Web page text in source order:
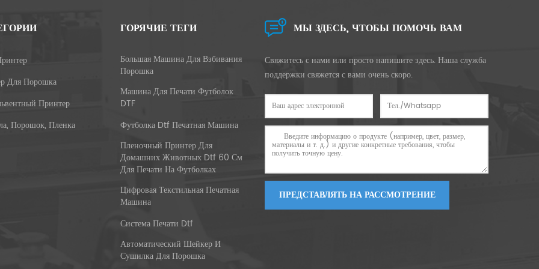
Для Порошка
Принтер
Порошок, Пленка
ГОРЯЧИЕ ТЕГИ
Большая Машина Для Взбивания
Порошка
Машина Для Печати Футболок
DTF
Футболка Dtf Печатная Машина
Пленочный Принтер Для
Домашних Животных Dtf 60 См
Для Печати На Футболках
Цифровая Текстильная Печатная
Машина
Система Печати Dtf
Автоматический Шейкер И
Сушилка Для Порошка
МЫ ЗДЕСЬ, ЧТОБЫ ПОМОЧЬ ВАМ
Свяжитесь с нами или просто напишите здесь. Наша служба
поддержки свяжется с вами очень скоро.
ПРЕДСТАВЛЯТЬ НА РАССМОТРЕНИЕ